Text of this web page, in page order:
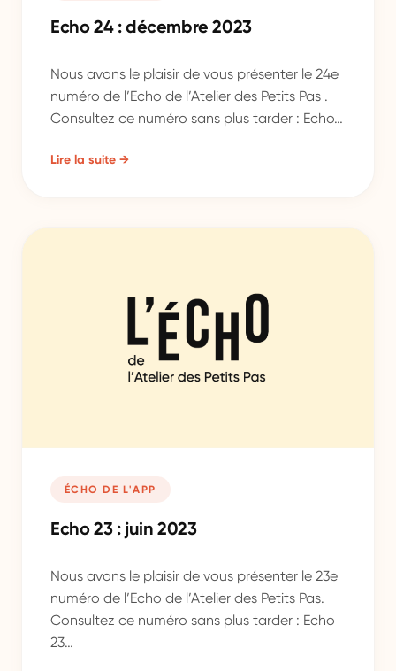
Echo 24 : décembre 2023
Nous avons le plaisir de vous présenter le 24e
numéro de l’Echo de l’Atelier des Petits Pas .
Consultez ce numéro sans plus tarder : Echo…
Lire la suite →
ÉCHO DE L'APP
Echo 23 : juin 2023
Nous avons le plaisir de vous présenter le 23e
numéro de l’Echo de l’Atelier des Petits Pas.
Consultez ce numéro sans plus tarder : Echo
23…